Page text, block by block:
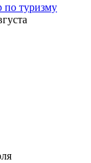
по туризму